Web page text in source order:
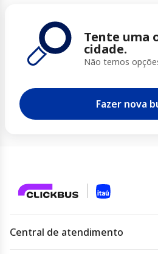
Tente uma
cidade.
Não temos
Fazer nova
Central de atendimento